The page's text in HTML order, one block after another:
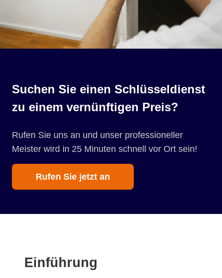
Suchen Sie einen Schlüsseldienst
zu einem vernünftigen Preis?
Rufen Sie uns an und unser professioneller
Meister wird in 25 Minuten schnell vor Ort sein!
Rufen Sie jetzt an
Einführung